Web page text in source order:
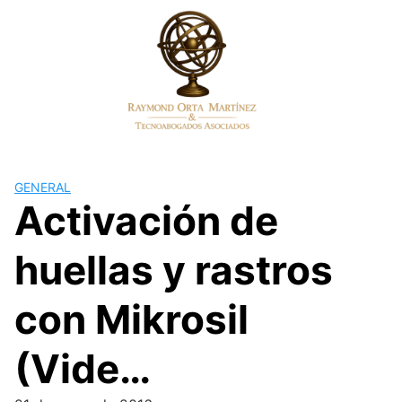
GENERAL
Activación de
huellas y rastros
con Mikrosil
(Vide…